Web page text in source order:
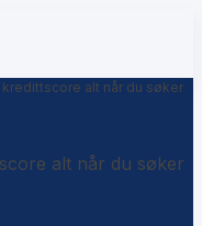
alt når du søker
alt når du søker